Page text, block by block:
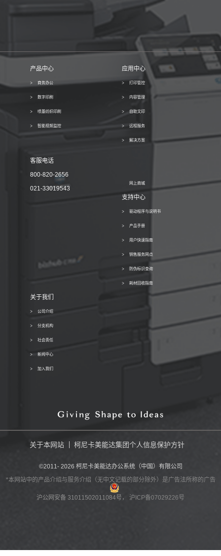
产品中心
商务办公
数字印刷
喷墨纺织印刷
智能视频监控
客服电话
800-820-2656
021-33019543
应用中心
打印管控
内容管理
自助文印
远程服务
解决方案
网上商城
支持中心
驱动程序与说明书
产品手册
用户快速指南
销售服务网点
防伪标识查询
耗材回收指南
关于我们
公司介绍
分支机构
社会责任
新闻中心
加入我们
关于本网站 柯尼卡美能达集团个人信息保护方针
©2011- 2026 柯尼卡美能达办公系统（中国）有限公司
*本网站中的产品介绍与服务介绍（无中文记载的部分除外）是广告法所称的广告
沪公网安备 31011502011084号 ， 沪ICP备07029226号